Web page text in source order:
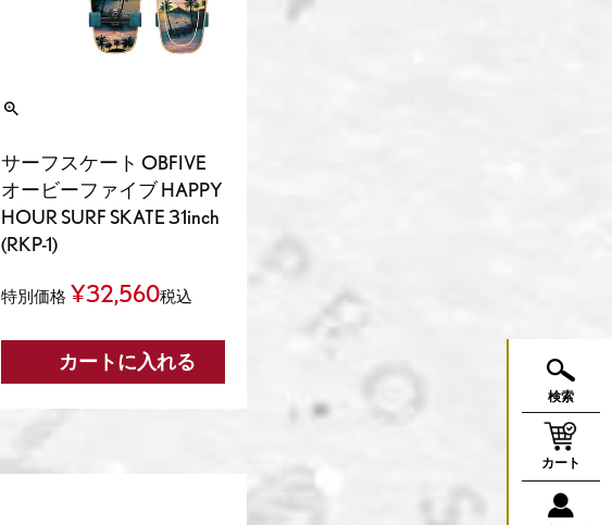
サーフスケート OBFIVE
オービーファイブ HAPPY
HOUR SURF SKATE 31inch
(RKP-1)
特別価格 ¥32,560税込
カートに入れる
検索
カート